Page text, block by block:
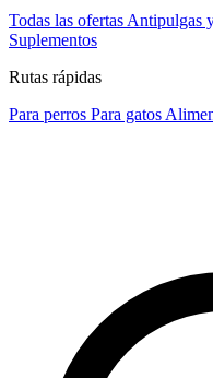
Todas las ofertas Antipulgas
Suplementos
Rutas rápidas
Para perros Para gatos